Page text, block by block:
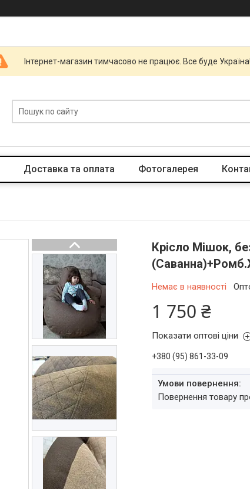
Інтернет-магазин тимчасово не працює. Все буде
Доставка та оплата Фотогалерея
Крісло Мішок,
Немає в наявності
1 750 ₴
Показати оптові ціни
+380 (95) 861-33-09
повернення товару